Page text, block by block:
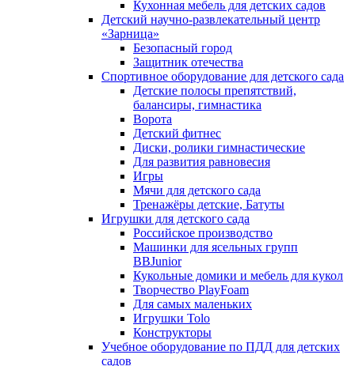
Кухонная мебель для детских садов
Детский научно-развлекательный центр
«Зарница»
Безопасный город
Защитник отечества
Спортивное оборудование для детского сада
Детские полосы препятствий,
балансиры, гимнастика
Ворота
Детский фитнес
Диски, ролики гимнастические
Для развития равновесия
Игры
Мячи для детского сада
Тренажёры детские, Батуты
Игрушки для детского сада
Российское производство
Машинки для ясельных групп
BBJunior
Кукольные домики и мебель для кукол
Творчество PlayFoam
Для самых маленьких
Игрушки Tolo
Конструкторы
Учебное оборудование по ПДД для детских
садов